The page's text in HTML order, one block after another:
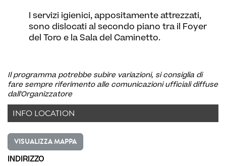
I servizi igienici, appositamente attrezzati,
sono dislocati al secondo piano tra il Foyer
del Toro e la Sala del Caminetto.
Il programma potrebbe subire variazioni, si consiglia di
fare sempre riferimento alle comunicazioni ufficiali diffuse
dall'Organizzatore
INFO LOCATION
VISUALIZZA MAPPA
INDIRIZZO